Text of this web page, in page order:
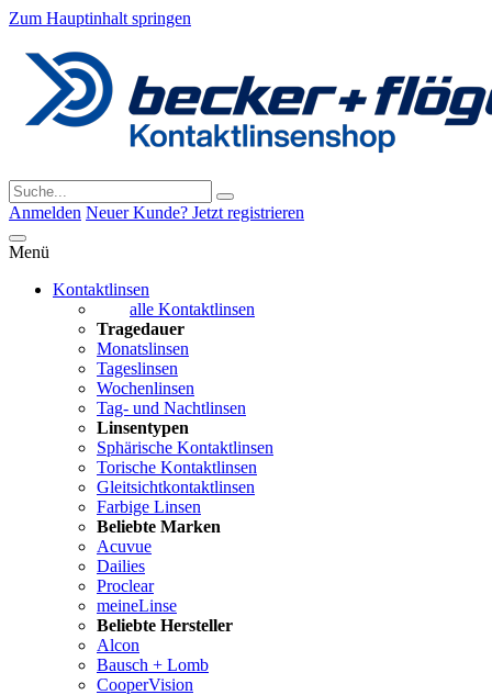
Zum Hauptinhalt springen
Anmelden Neuer Kunde? Jetzt registrieren
Menü
Kontaktlinsen
alle Kontaktlinsen
Tragedauer
Monatslinsen
Tageslinsen
Wochenlinsen
Tag- und Nachtlinsen
Linsentypen
Sphärische Kontaktlinsen
Torische Kontaktlinsen
Gleitsichtkontaktlinsen
Farbige Linsen
Beliebte Marken
Acuvue
Dailies
Proclear
meineLinse
Beliebte Hersteller
Alcon
Bausch + Lomb
CooperVision